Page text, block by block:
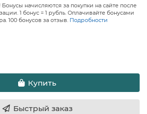
Бонусы начисляются за покупки на сайте после
1 бонус = 1 рубль. Оплачивайте бонусами
100 бонусов за отзыв. Подробности
Купить
Быстрый заказ